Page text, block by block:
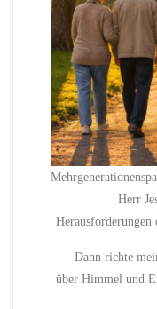
Herr
Herausforderungen
Dann richte
über Himmel und